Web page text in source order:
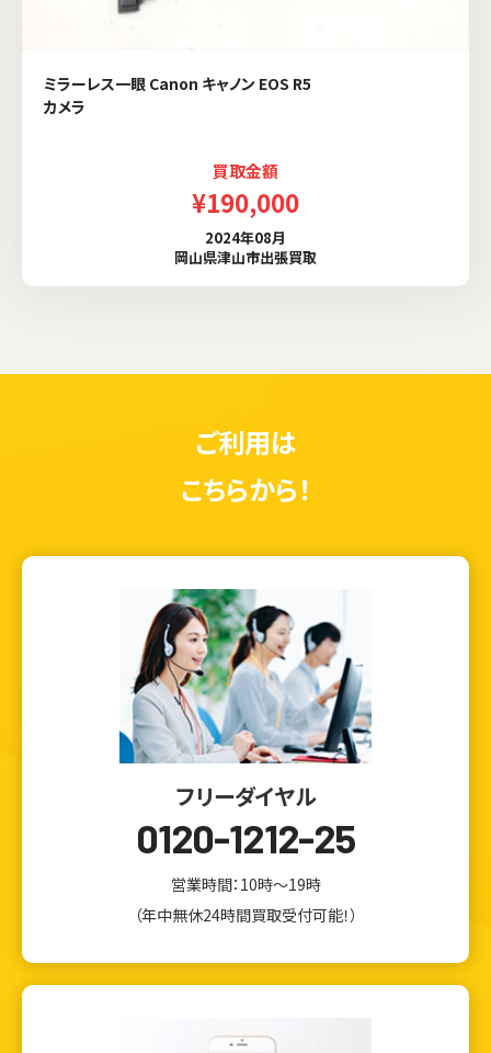
ミラーレス一眼 Canon キャノン EOS R5
カメラ
買取金額
¥190,000
2024年08月
岡山県津山市出張買取
ご利用は
こちらから！
フリーダイヤル
0120-1212-25
営業時間：10時～19時
（年中無休24時間買取受付可能！）